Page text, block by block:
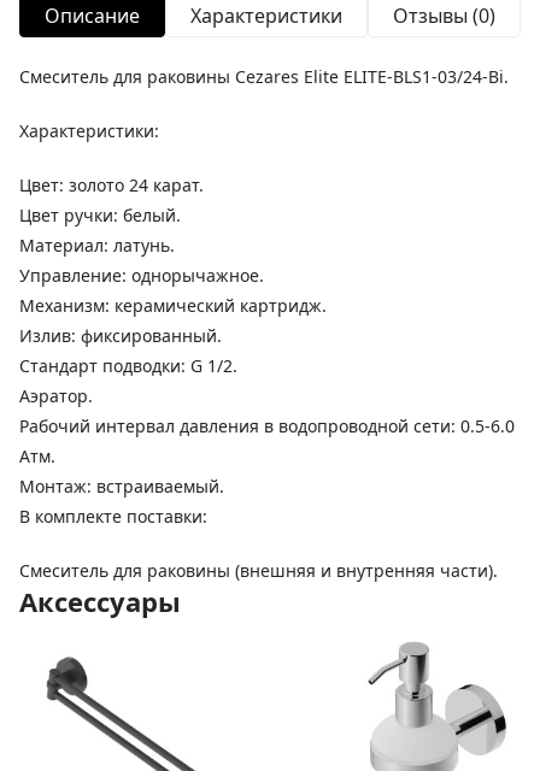
Описание Характеристики Отзывы (0)
Смеситель для раковины Cezares Elite ELITE-BLS1-03/24-Bi.
Характеристики:
Цвет: золото 24 карат.
Цвет ручки: белый.
Материал: латунь.
Управление: однорычажное.
Механизм: керамический картридж.
Излив: фиксированный.
Стандарт подводки: G 1/2.
Аэратор.
Рабочий интервал давления в водопроводной сети: 0.5-6.0
Атм.
Монтаж: встраиваемый.
В комплекте поставки:
Смеситель для раковины (внешняя и внутренняя части).
Аксессуары